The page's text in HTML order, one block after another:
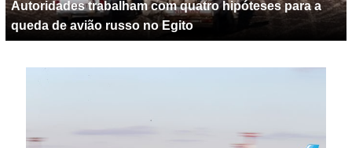
Autoridades trabalham com quatro hipóteses para a
queda de avião russo no Egito